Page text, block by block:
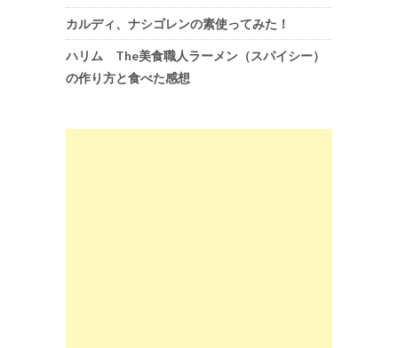
カルディ、ナシゴレンの素使ってみた！
ハリム The美食職人ラーメン（スパイシー）
の作り方と食べた感想